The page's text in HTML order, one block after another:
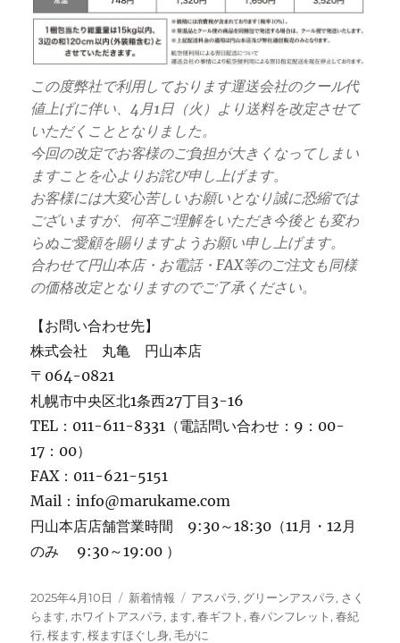
この度弊社で利用しております運送会社のクール代
値上げに伴い、4月1日（火）より送料を改定させて
いただくこととなりました。
今回の改定でお客様のご負担が大きくなってしまい
ますことを心よりお詫び申し上げます。
お客様には大変心苦しいお願いとなり誠に恐縮では
ございますが、何卒ご理解をいただき今後とも変わ
らぬご愛顧を賜りますようお願い申し上げます。
合わせて円山本店・お電話・FAX等のご注文も同様
の価格改定となりますのでご了承ください。
【お問い合わせ先】
株式会社 丸亀 円山本店
〒064-0821
札幌市中央区北1条西27丁目3-16
TEL：011-611-8331（電話問い合わせ：9：00-
17：00）
FAX：011-621-5151
Mail：info@marukame.com
円山本店店舗営業時間 9:30～18:30（11月・12月
のみ 9:30～19:00 ）
投
稿
日:
2025年4月10日
カ
テ
ゴ
新着情報
タ
グ
アスパラ, グリーンアスパラ, さく
らます, ホワイトアスパラ, ます,春ギフト ,春パンフレット ,春紀
行,桜ます,桜ますほぐし身,毛がに